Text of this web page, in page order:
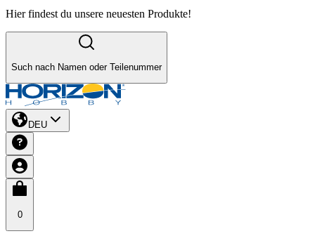
Hier findest du unsere neuesten Produkte!
Such nach Namen oder Teilenummer
DEU
0